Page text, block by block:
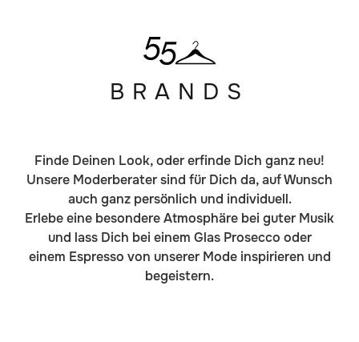
BRANDS
Finde Deinen Look, oder erfinde Dich ganz neu!
Unsere Moderberater sind für Dich da, auf Wunsch
auch ganz persönlich und individuell.
Erlebe eine besondere Atmosphäre bei guter Musik
und lass Dich bei einem Glas Prosecco oder
einem Espresso von unserer Mode inspirieren und
begeistern.